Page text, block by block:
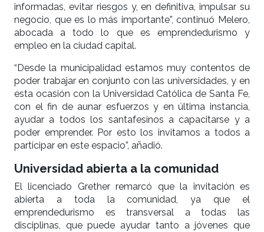
informadas, evitar riesgos y, en definitiva, impulsar su
negocio, que es lo más importante”, continuó Melero,
abocada a todo lo que es emprendedurismo y
empleo en la ciudad capital.
“Desde la municipalidad estamos muy contentos de
poder trabajar en conjunto con las universidades, y en
esta ocasión con la Universidad Católica de Santa Fe,
con el fin de aunar esfuerzos y en última instancia,
ayudar a todos los santafesinos a capacitarse y a
poder emprender. Por esto los invitamos a todos a
participar en este espacio”, añadió.
Universidad abierta a la comunidad
El licenciado Grether remarcó que la invitación es
abierta a toda la comunidad, ya que el
emprendedurismo es transversal a todas las
disciplinas, que puede ayudar tanto a jóvenes que